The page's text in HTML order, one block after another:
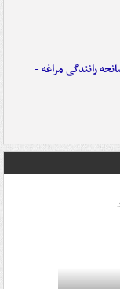
رانندگی مراغه -